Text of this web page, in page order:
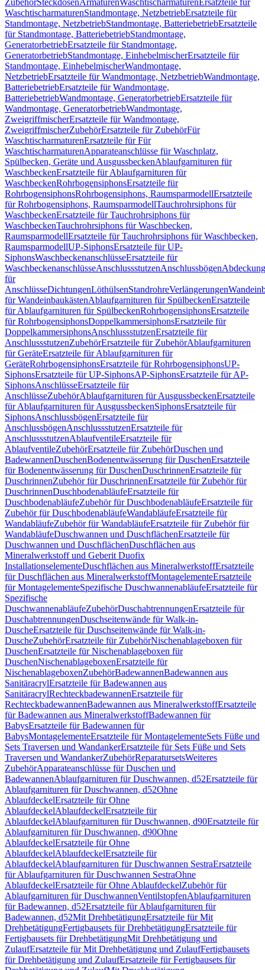
ZubehörSteckdosenArmaturenWaschtischarmaturen Ersatzteile für
WaschtischarmaturenStandmontage, NetzbetriebErsatzteile für
Standmontage, NetzbetriebStandmontage, BatteriebetriebErsatzteile
für Standmontage, BatteriebetriebStandmontage,
GeneratorbetriebErsatzteile für Standmontage,
GeneratorbetriebStandmontage, EinhebelmischerErsatzteile für
Standmontage, EinhebelmischerWandmontage,
NetzbetriebErsatzteile für Wandmontage, NetzbetriebWandmontage,
BatteriebetriebErsatzteile für Wandmontage,
BatteriebetriebWandmontage, GeneratorbetriebErsatzteile für
Wandmontage, GeneratorbetriebWandmontage,
ZweigriffmischerErsatzteile für Wandmontage,
ZweigriffmischerZubehörErsatzteile für ZubehörFür
WaschtischarmaturenErsatzteile für Für
WaschtischarmaturenApparateanschlüsse für Waschplatz,
Spülbecken, Geräte und AusgussbeckenAblaufgarnituren für
WaschbeckenErsatzteile für Ablaufgarnituren für
WaschbeckenRohrbogensiphonsErsatzteile für
RohrbogensiphonsRohrbogensiphons, RaumsparmodellErsatzteile
für Rohrbogensiphons, RaumsparmodellTauchrohrsiphons für
WaschbeckenErsatzteile für Tauchrohrsiphons für
WaschbeckenTauchrohrsiphons für Waschbecken,
RaumsparmodellErsatzteile für Tauchrohrsiphons für Waschbecken,
RaumsparmodellUP-SiphonsErsatzteile für UP-
SiphonsWaschbeckenanschlüsseErsatzteile für
WaschbeckenanschlüsseAnschlussstutzenAnschlussbögen
für
AnschlüsseDichtungenLöthülsenStandrohreVerlängerungen
für WandeinbaukästenAblaufgarnituren für SpülbeckenErsatzteile
für Ablaufgarnituren für SpülbeckenRohrbogensiphonsErsatzteile
für RohrbogensiphonsDoppelkammersiphonsErsatzteile für
DoppelkammersiphonsAnschlussstutzenErsatzteile für
AnschlussstutzenZubehörErsatzteile für ZubehörAblaufgarnituren
für GeräteErsatzteile für Ablaufgarnituren für
GeräteRohrbogensiphonsErsatzteile für RohrbogensiphonsUP-
SiphonsErsatzteile für UP-SiphonsAP-SiphonsErsatzteile für AP-
SiphonsAnschlüsseErsatzteile für
AnschlüsseZubehörAblaufgarnituren für AusgussbeckenErsatzteile
für Ablaufgarnituren für AusgussbeckenSiphonsErsatzteile für
SiphonsAnschlussbögenErsatzteile für
AnschlussbögenAnschlussstutzenErsatzteile für
AnschlussstutzenAblaufventileErsatzteile für
AblaufventileZubehörErsatzteile für ZubehörDuschen und
BadewannenDuschenBodenentwässerung für DuschenErsatzteile
für Bodenentwässerung für DuschenDuschrinnenErsatzteile für
DuschrinnenZubehör für DuschrinnenErsatzteile für Zubehör für
DuschrinnenDuschbodenabläufeErsatzteile für
DuschbodenabläufeZubehör für DuschbodenabläufeErsatzteile für
Zubehör für DuschbodenabläufeWandabläufeErsatzteile für
WandabläufeZubehör für WandabläufeErsatzteile für Zubehör für
WandabläufeDuschwannen und DuschflächenErsatzteile für
Duschwannen und DuschflächenDuschflächen aus
Mineralwerkstoff und Geberit Duofix
InstallationselementeDuschflächen aus MineralwerkstoffErsatzteile
für Duschflächen aus MineralwerkstoffMontagelementeErsatzteile
für MontagelementeSpezifische DuschwannenabläufeErsatzteile für
Spezifische
DuschwannenabläufeZubehörDuschabtrennungenErsatzteile für
DuschabtrennungenDuschseitenwände für Walk-in-
DuscheErsatzteile für Duschseitenwände für Walk-in-
DuscheZubehörErsatzteile für ZubehörNischenablageboxen für
DuschenErsatzteile für Nischenablageboxen für
DuschenNischenablageboxenErsatzteile für
NischenablageboxenZubehörBadewannenBadewannen aus
SanitäracrylErsatzteile für Badewannen aus
SanitäracrylRechteckbadewannenErsatzteile für
RechteckbadewannenBadewannen aus MineralwerkstoffErsatzteile
für Badewannen aus MineralwerkstoffBadewannen für
BabysErsatzteile für Badewannen für
BabysMontagelementeErsatzteile für MontagelementeSets Füße und
Sets Traversen und WandankerErsatzteile für Sets Füße und Sets
Traversen und WandankerZubehörReparatursetsWeiteres
ZubehörApparateanschlüsse für Duschen und
BadewannenAblaufgarnituren für Duschwannen, d52Ersatzteile für
Ablaufgarnituren für Duschwannen, d52Ohne
AblaufdeckelErsatzteile für Ohne
AblaufdeckelAblaufdeckelErsatzteile für
AblaufdeckelAblaufgarnituren für Duschwannen, d90Ersatzteile für
Ablaufgarnituren für Duschwannen, d90Ohne
AblaufdeckelErsatzteile für Ohne
AblaufdeckelAblaufdeckelErsatzteile für
AblaufdeckelAblaufgarnituren für Duschwannen SestraErsatzteile
für Ablaufgarnituren für Duschwannen SestraOhne
AblaufdeckelErsatzteile für Ohne AblaufdeckelZubehör für
Ablaufgarnituren für DuschwannenVentilstopfenAblaufgarnituren
für Badewannen, d52Ersatzteile für Ablaufgarnituren für
Badewannen, d52Mit DrehbetätigungErsatzteile für Mit
DrehbetätigungFertigbausets für DrehbetätigungErsatzteile für
Fertigbausets für DrehbetätigungMit Drehbetätigung und
ZulaufErsatzteile für Mit Drehbetätigung und ZulaufFertigbausets
für Drehbetätigung und ZulaufErsatzteile für Fertigbausets für